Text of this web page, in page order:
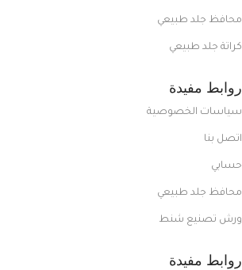
محافظ جلد طبيعي
كراتة جلد طبيعي
روابط مفيدة
سياسات الخصوصية
اتصل بنا
حسابي
محافظ جلد طبيعي
ورش تصنيع شنط
روابط مفيدة